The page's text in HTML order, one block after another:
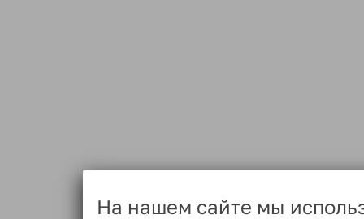
На нашем сайте мы